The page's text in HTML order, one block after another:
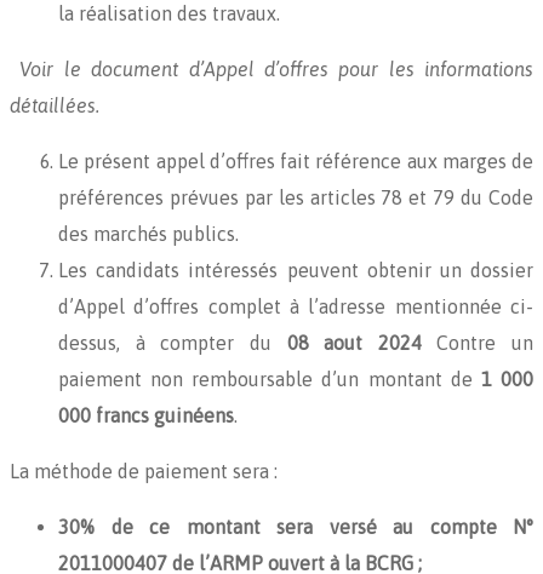
la réalisation des travaux.
Voir le document d’Appel d’offres pour les informations
détaillées.
Le présent appel d’offres fait référence aux marges de
préférences prévues par les articles 78 et 79 du Code
des marchés publics.
Les candidats intéressés peuvent obtenir un dossier
d’Appel d’offres complet à l’adresse mentionnée ci-
dessus, à compter du 08 aout 2024Contre un
paiement non remboursable d’un montant de 1 000
000 francs guinéens.
La méthode de paiement sera :
30% de ce montant sera versé au compte N°
2011000407 de l’ARMP ouvert à la BCRG ;